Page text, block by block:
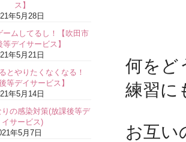
何をど
練習に
お互い
ス】
年5月28日
ームしてるし！【吹田市
等デイサービス】
年5月21日
とやりたくなくなる！
等デイサービス】
年5月14日
の感染対策(放課後等デ
イサービス)
年5月7日